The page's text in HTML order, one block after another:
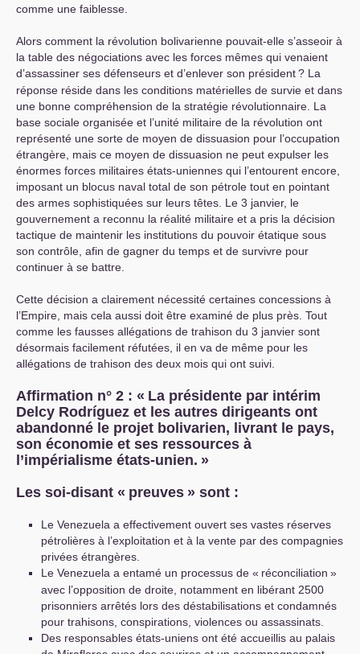
comme une faiblesse.
Alors comment la révolution bolivarienne pouvait-elle s’asseoir à
la table des négociations avec les forces mêmes qui venaient
d’assassiner ses défenseurs et d’enlever son président? La
réponse réside dans les conditions matérielles de survie et dans
une bonne compréhension de la stratégie révolutionnaire. La
base sociale organisée et l’unité militaire de la révolution ont
représenté une sorte de moyen de dissuasion pour l’occupation
étrangère, mais ce moyen de dissuasion ne peut expulser les
énormes forces militaires états-uniennes qui l’entourent encore,
imposant un blocus naval total de son pétrole tout en pointant
des armes sophistiquées sur leurs têtes. Le 3 janvier, le
gouvernement a reconnu la réalité militaire et a pris la décision
tactique de maintenir les institutions du pouvoir étatique sous
son contrôle, afin de gagner du temps et de survivre pour
continuer à se battre.
Cette décision a clairement nécessité certaines concessions à
l’Empire, mais cela aussi doit être examiné de plus près. Tout
comme les fausses allégations de trahison du 3 janvier sont
désormais facilement réfutées, il en va de même pour les
allégations de trahison des deux mois qui ont suivi.
Affirmation n° 2 : « La présidente par intérim
Delcy Rodríguez et les autres dirigeants ont
abandonné le projet bolivarien, livrant le pays,
son économie et ses ressources à
l’impérialisme états-unien. »
Les soi-disant « preuves » sont :
Le Venezuela a effectivement ouvert ses vastes réserves
pétrolières à l’exploitation et à la vente par des compagnies
privées étrangères.
Le Venezuela a entamé un processus de « réconciliation »
avec l’opposition de droite, notamment en libérant 2500
prisonniers arrêtés lors des déstabilisations et condamnés
pour trahisons, conspirations, violences ou assassinats.
Des responsables états-uniens ont été accueillis au palais